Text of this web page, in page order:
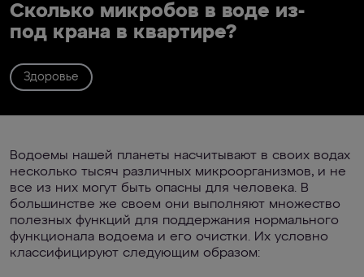
Сколько микробов в воде из-
под крана в квартире?
Здоровье
Водоемы нашей планеты насчитывают в своих водах
несколько тысяч различных микроорганизмов, и не
все из них могут быть опасны для человека. В
большинстве же своем они выполняют множество
полезных функций для поддержания нормального
функционала водоема и его очистки. Их условно
классифицируют следующим образом: